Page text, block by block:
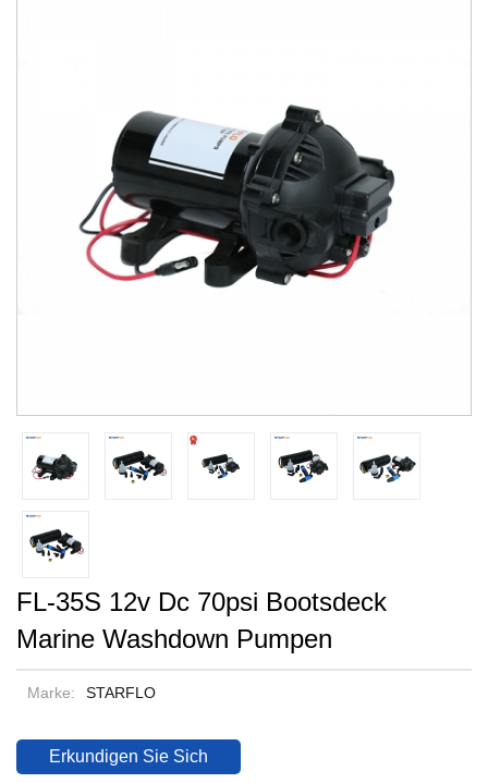
FL-35S 12v Dc 70psi Bootsdeck
Marine Washdown Pumpen
Marke: STARFLO
Erkundigen Sie Sich